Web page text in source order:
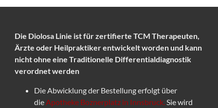
Die Diolosa Linie ist für zertifierte TCM Therapeuten,
Ärzte oder Heilpraktiker entwickelt worden und kann
nicht ohne eine Traditionelle Differentialdiagnostik
verordnet werden
Die Abwicklung der Bestellung erfolgt über
die Apotheke Boznerplatz in Innsbruck. Sie wird